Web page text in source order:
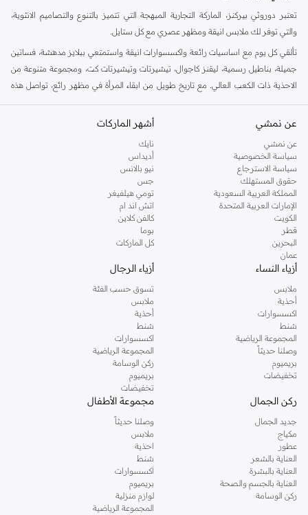
تعتبر دوروثي بيركنز، الماركة التجارية المبهجة التي تتميز بالتنوع والتصاميم الانثوية،
والتي توفر لك ملابس انيقة ومظهر عصري مع كل ستايل.
تألقي كل يوم مع اساسيات رائعة واكسسوارات انيقة واستمتعي ببلايز مدهشة، فساتين
جميلة، بناطيل رسمية، ليقنز كاجوال، تيشيرتات وتيشيرتات كت، ومجموعة متنوعة من
الاحذية ذات الكعب العالي. مع تاريخ طويل من ابقاء المرأة في مظهر رائع، تواصل هذه
كنت تقومين بتجديد خزانة ملابسك الملائمة للعمل، البحث عن فستان مثالي للحفلات او
اليه.
تسوقي دوروثي بيركنز اون لاين مسقط
تسوقي دوروثي بيركنز اون لاين من نمشي واستمتعي باكثر من الف ستايل من مجموعة
دوروثي بيركنز الشهيرة. تصفحي المجموعة كاملة في متجر دوروثي بيركنز اون لاين او
استخدمي القائمة لتحديد تجربة تسوق دوروثي بيركنز اون لاين. خدمة التوصيل السريعة
والدعم الاستثنائي يضمن لك تجربة تسوق ممتعة دائما مع نمشي.
عن نمشي
عن نمشي
سياسة الخصوصية
سياسة الاسترجاع
حقوق المستهلك
المملكة العربية السعودية
الإمارات العربية المتحدة
الكويت
قطر
البحرين
عمان
أشهر الماركات
نايك
أديداس
نيو بالانس
جس
تومي هيلفيغر
اتش اند ام
كالفن كلاين
بوما
كل الماركات
أزياء النساء
ملابس
أحذية
اكسسوارات
شنط
المجموعة الرياضية
وصلنا حديثاً
بريميوم
تخفيضات
أزياء الرجال
تسوق حسب الفئة
ملابس
أحذية
شنط
اكسسوارات
المجموعة الرياضية
ركن الوسامة
بريميوم
تخفيضات
ركن الجمال
جديد الجمال
مكياج
عطور
العناية بالشعر
العناية بالبشرة
العناية بالجسم والصحة
ركن الوسامة
مجموعة الأطفال
وصلنا حديثاً
ملابس
احذية
شنط
اكسسوارات
بريميوم
لوازم منزلية
المجموعة الرياضية